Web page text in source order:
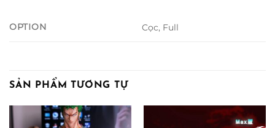
OPTION Cọc, Full
SẢN PHẨM TƯƠNG TỰ